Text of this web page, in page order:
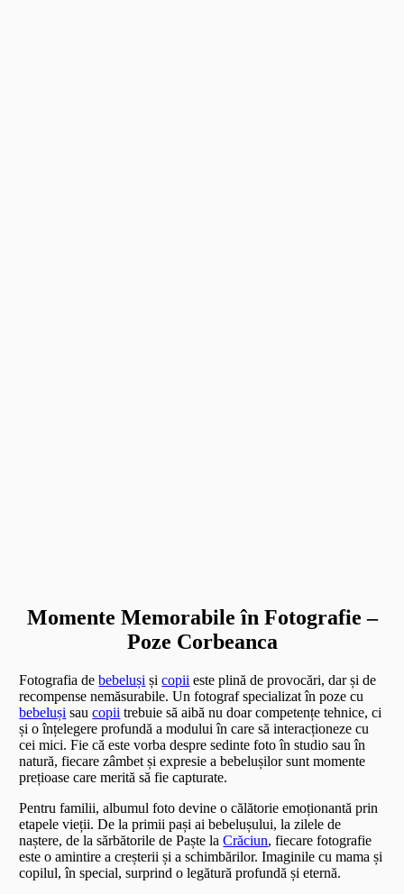
Momente Memorabile în Fotografie –
Poze Corbeanca
Fotografia debebeluși șicopii este plină de provocări, dar și de
recompense nemăsurabile. Un fotograf specializat în poze cu
bebeluși saucopii trebuie să aibă nu doar competențe tehnice, ci
și o înțelegere profundă a modului în care să interacționeze cu
cei mici. Fie că este vorba despre sedinte foto în studio sau în
natură, fiecare zâmbet și expresie a bebelușilor sunt momente
prețioase care merită să fie capturate.
Pentru familii, albumul foto devine o călătorie emoționantă prin
etapele vieții. De la primii pași ai bebelușului, la zilele de
naștere, de la sărbătorile de Paște laCrăciun, fiecare fotografie
este o amintire a creșterii și a schimbărilor. Imaginile cu mama și
copilul, în special, surprind o legătură profundă și eternă.